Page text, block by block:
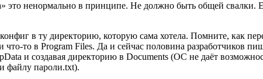
это ненормально в принципе. Не должно быть общей свалки.
в ту директорию, которую сама хотела. Помните, как
то в Program Files. Да и сейчас половина разработчиков
и создавая директорию в Documents (ОС не даёт
файлу пароли.txt).